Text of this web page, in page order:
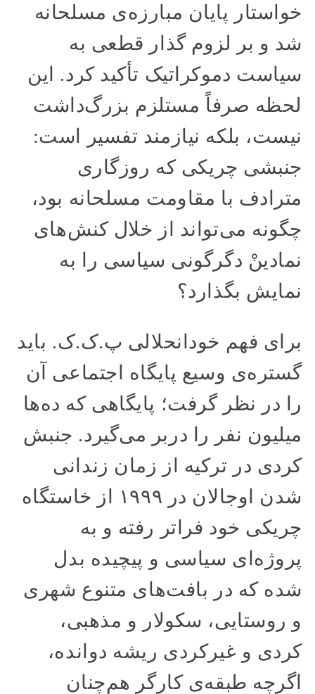
خواستار پایان مبارزه‌ی مسلحانه
شد و بر لزوم گذار قطعی به
سیاست دموکراتیک تأکید کرد. این
لحظه صرفاً مستلزم بزرگ‌داشت
نیست، بلکه نیازمند تفسیر است:
جنبشی چریکی که روزگاری
مترادف با مقاومت مسلحانه بود،
چگونه می‌تواند از خلال کنش‌های
نمادینْ دگرگونی سیاسی را به
نمایش بگذارد؟
برای فهم خودانحلالی پ.ک.ک. باید
گستره‌ی وسیع پایگاه اجتماعی آن
را در نظر گرفت؛ پایگاهی که ده‌ها
میلیون نفر را دربر می‌گیرد. جنبش
کردی در ترکیه از زمان زندانی
شدن اوجالان در ۱۹۹۹ از خاستگاه
چریکی خود فراتر رفته و به
پروژه‌ای سیاسی و پیچیده بدل
شده که در بافت‌های متنوع شهری
و روستایی، سکولار و مذهبی،
کردی و غیرکردی ریشه دوانده،
اگرچه طبقه‌ی کارگر هم‌چنان